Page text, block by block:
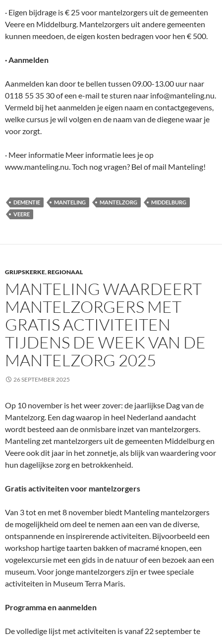
· Eigen bijdrage is € 25 voor mantelzorgers uit de gemeenten
Veere en Middelburg. Mantelzorgers uit andere gemeenten
kunnen meedoen, de eigen kosten bedragen voor hen € 500.
· Aanmelden
Aanmelden kan door te bellen tussen 09.00-13.00 uur naar
0118 55 35 30 of een e-mail te sturen naar info@manteling.nu.
Vermeld bij het aanmelden je eigen naam en contactgegevens,
welke cursus je wil volgen en de naam van de diegene waar je
voor zorgt.
· Meer informatie Meer informatie lees je op
www.manteling.nu. Toch nog vragen? Bel of mail Manteling!
DEMENTIE MANTELING MANTELZORG
MIDDELBURG
VEERE
GRIJPSKERKE,REGIONAAL
MANTELING WAARDEERT
MANTELZORGERS MET
GRATIS ACTIVITEITEN
TIJDENS DE WEEK VAN DE
MANTELZORG 2025
26 SEPTEMBER 2025
Op 10 november is het weer zover: de jaarlijkse Dag van de
Mantelzorg. Een dag waarop in heel Nederland aandacht
wordt besteed aan de onmisbare inzet van mantelzorgers.
Manteling zet mantelzorgers uit de gemeenten Middelburg en
Veere ook dit jaar in het zonnetje, als blijk van waardering voor
hun dagelijkse zorg en betrokkenheid.
Gratis activiteiten voor mantelzorgers
Van 3 tot en met 8 november biedt Manteling mantelzorgers
de mogelijkheid om deel te nemen aan een van de diverse,
ontspannende en inspirerende activiteiten. Bijvoorbeeld een
workshop hartige taarten bakken of macramé knopen, een
vogelexcursie met een gids in de natuur of een bezoek aan een
museum. Voor jonge mantelzorgers zijn er twee speciale
activiteiten in Museum Terra Maris.
Programma en aanmelden
De volledige lijst met activiteiten is vanaf 22 september te